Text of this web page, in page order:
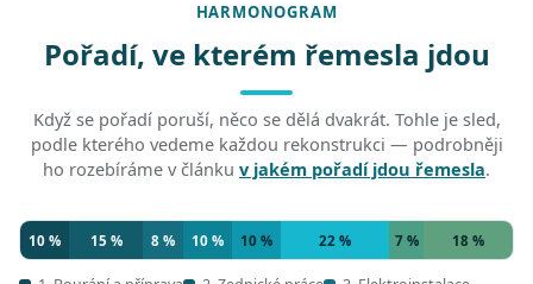
HARMONOGRAM
Pořadí, ve kterém řemesla jdou
Když se pořadí poruší, něco se dělá dvakrát. Tohle je sled,
podle kterého vedeme každou rekonstrukci — podrobněji
ho rozebíráme v článku v jakém pořadí jdou řemesla.
10 % 15 % 8 % 10 % 10 % 22 % 7 % 18 %